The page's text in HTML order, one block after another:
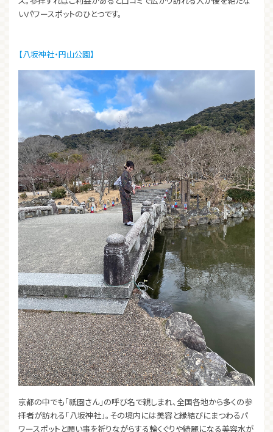
いパワースポットのひとつです。
【八坂神社・円山公園】
京都の中でも「祇園さん」の呼び名で親しまれ、全国各地から多くの参
拝者が訪れる「八坂神社」。その境内には美容と縁結びにまつわるパ
ワースポットと願い事を祈りながらする輪くぐりや綺麗になる美容水が